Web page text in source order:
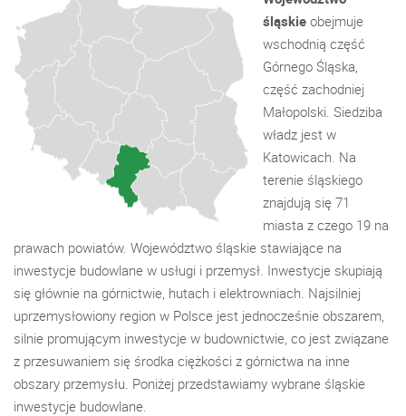
śląskie obejmuje
wschodnią część
Górnego Śląska,
część zachodniej
Małopolski. Siedziba
władz jest w
Katowicach. Na
terenie śląskiego
znajdują się 71
miasta z czego 19 na
prawach powiatów. Województwo śląskie stawiające na
inwestycje budowlane w usługi i przemysł. Inwestycje skupiają
się głównie na górnictwie, hutach i elektrowniach. Najsilniej
uprzemysłowiony region w Polsce jest jednocześnie obszarem,
silnie promującym inwestycje w budownictwie, co jest związane
z przesuwaniem się środka ciężkości z górnictwa na inne
obszary przemysłu. Poniżej przedstawiamy wybrane śląskie
inwestycje budowlane.